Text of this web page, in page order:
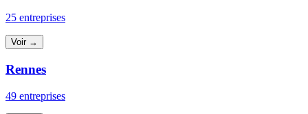
25 entreprises
Voir →
Rennes
49 entreprises